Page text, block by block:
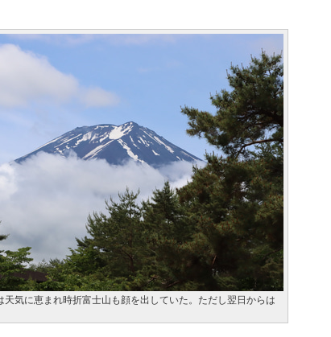
天気に恵まれ時折富士山も顔を出していた。ただし翌日からは